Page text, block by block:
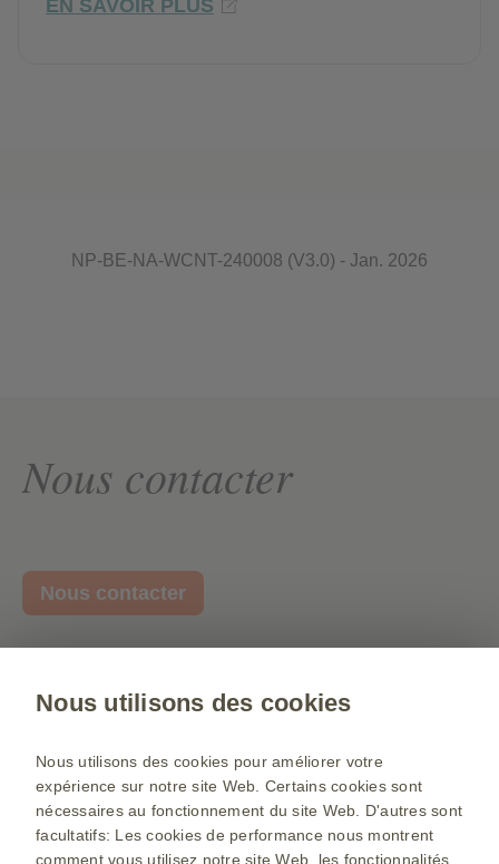
EN SAVOIR PLUS
NP-BE-NA-WCNT-240008 (V3.0) - Jan. 2026
Nous contacter
Nous contacter
Rapporter un effet indésirable
Medical Affairs Portal
Changer le pays
Sitemap
Nous utilisons des cookies
Nous utilisons des cookies pour améliorer votre
expérience sur notre site Web. Certains cookies sont
nécessaires au fonctionnement du site Web. D'autres sont
facultatifs: Les cookies de performance nous montrent
comment vous utilisez notre site Web, les fonctionnalités